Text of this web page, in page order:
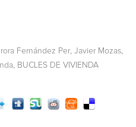
Fernández Per Javier Mozas
BUCLES DE VIVIENDA